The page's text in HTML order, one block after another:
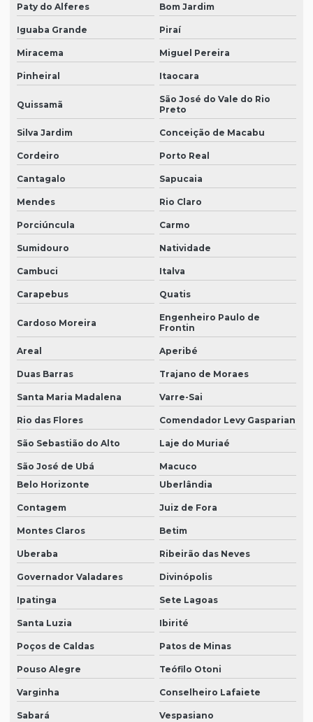
Paty do Alferes Bom Jardim
Iguaba Grande Piraí
Miracema Miguel Pereira
Pinheiral Itaocara
Quissamã
São José do Vale do Rio
Preto
Silva Jardim Conceição de Macabu
Cordeiro Porto Real
Cantagalo Sapucaia
Mendes Rio Claro
Porciúncula Carmo
Sumidouro Natividade
Cambuci Italva
Carapebus Quatis
Cardoso Moreira
Engenheiro Paulo de
Frontin
Areal Aperibé
Duas Barras Trajano de Moraes
Santa Maria Madalena Varre-Sai
Rio das Flores Comendador Levy Gasparian
São Sebastião do Alto Laje do Muriaé
São José de Ubá
Macuco
Belo Horizonte
Uberlândia
Contagem Juiz de Fora
Montes Claros Betim
Uberaba Ribeirão das Neves
Governador Valadares Divinópolis
Ipatinga Sete Lagoas
Santa Luzia Ibirité
Poços de Caldas Patos de Minas
Pouso Alegre Teófilo Otoni
Varginha Conselheiro Lafaiete
Sabará Vespasiano